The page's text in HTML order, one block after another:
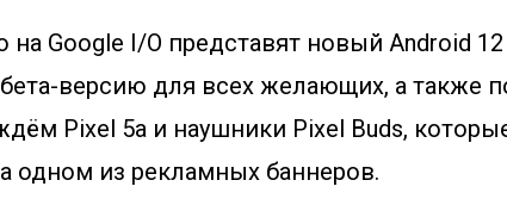
на Google I/O представят новый Android
версию для всех желающих, а также
Pixel 5a и наушники Pixel Buds,
одном из рекламных баннеров.